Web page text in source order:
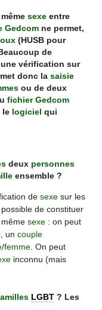
sexe entre
Gedcom ne permet,
(HUSB pour
de
vérification sur
donc lasaisie
ou de deux
fichier Gedcom
le logiciel qui
deux personnes
ensemble ?
de sexesur les
de constituer
sexe: on peut
, un couple
/femme. On peut
inconnu (mais
LGBT ? Les